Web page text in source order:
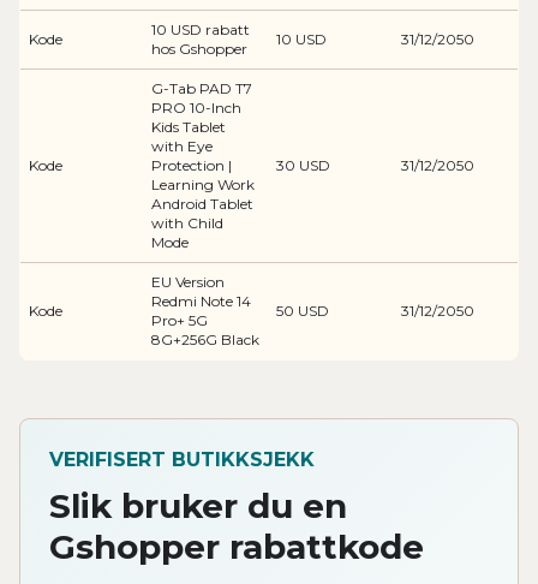
Kode
10 USD rabatt
hos Gshopper
10 USD 31/12/2050
Kode
G-Tab PAD T7
PRO 10-Inch
Kids Tablet
with Eye
Protection |
Learning Work
Android Tablet
with Child
Mode
30 USD 31/12/2050
Kode
EU Version
Redmi Note 14
Pro+ 5G
8G+256G Black
50 USD 31/12/2050
VERIFISERT BUTIKKSJEKK
Slik bruker du en
Gshopper rabattkode